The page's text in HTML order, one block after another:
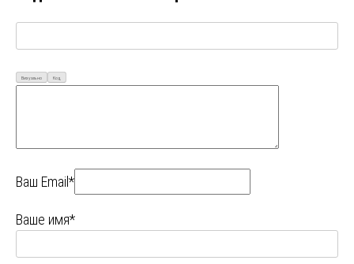
Визуально Код
Ваш Email*
Ваше имя*